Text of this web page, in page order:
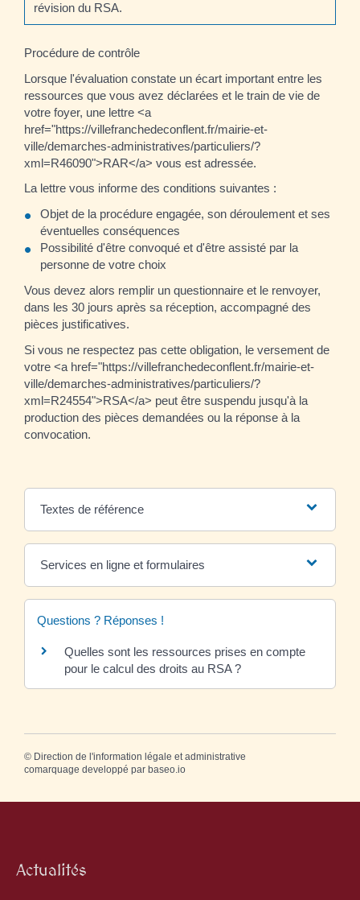
révision du RSA.
Procédure de contrôle
Lorsque l'évaluation constate un écart important entre les
ressources que vous avez déclarées et le train de vie de
votre foyer, une lettre <a
href="https://villefranchedeconflent.fr/mairie-et-
ville/demarches-administratives/particuliers/?
xml=R46090">RAR</a> vous est adressée.
La lettre vous informe des conditions suivantes :
Objet de la procédure engagée, son déroulement et ses
éventuelles conséquences
Possibilité d'être convoqué et d'être assisté par la
personne de votre choix
Vous devez alors remplir un questionnaire et le renvoyer,
dans les 30 jours après sa réception, accompagné des
pièces justificatives.
Si vous ne respectez pas cette obligation, le versement de
votre <a href="https://villefranchedeconflent.fr/mairie-et-
ville/demarches-administratives/particuliers/?
xml=R24554">RSA</a> peut être suspendu jusqu'à la
production des pièces demandées ou la réponse à la
convocation.
Textes de référence
Services en ligne et formulaires
Questions ? Réponses !
Quelles sont les ressources prises en compte
pour le calcul des droits au RSA ?
© Direction de l'information légale et administrative
comarquage developpé par baseo.io
Actualités